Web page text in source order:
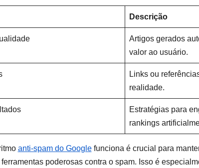
Descrição
Artigos gerados
valor ao usuário.
Links ou
realidade.
Estratégias para
rankings
anti-spam do Googlefunciona é crucial para
poderosas contra o spam. Isso é